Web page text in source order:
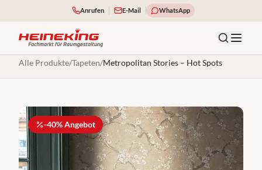
Anrufen E-Mail WhatsApp
Alle Produkte/Tapeten/Metropolitan Stories – Hot Spots
-40% Angebot